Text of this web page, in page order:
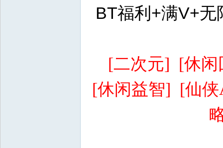
BT福利+满V+
[二次元] [休
[休闲益智] [仙